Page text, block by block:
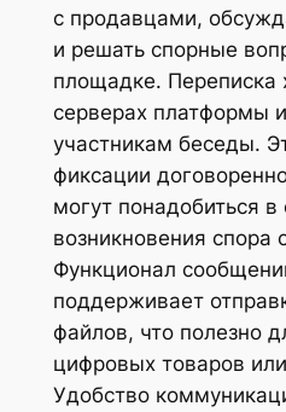
с продавцами,
и решать спорные
площадке. Переписка
серверах платформы
участникам беседы.
фиксации
могут понадобиться в
возникновения спора
Функционал
поддерживает
файлов, что полезно
цифровых товаров
Удобство